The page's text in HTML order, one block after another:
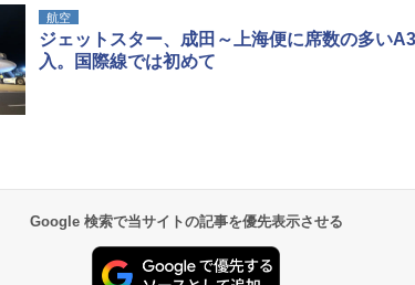
10,450円～
19,541円～
7,950円～
5,758円～
航空
ジェットスター、成田～上海便に席数の多い
入。国際線では初めて
Google 検索で当サイトの記事を優先表示させる